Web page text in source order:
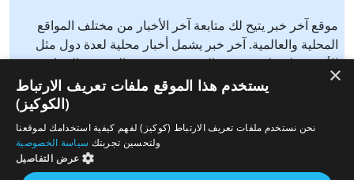
موقع آخر خبر يتيح لك متابعة آخر الأخبار من مختلف المواقع
المحلية والعالمية. آخر خبر يشمل أخبار محلية لعدة دول مثل
الأردن، فلسطين، مصر، السعودية، تونس، المغرب، الجزائر،
عرب ٤٨، لبنان، العراق، اليمن وغيرها آخر خبر يتيح متابعة أخبار
من شتى المواضيع مثل: أخبار محلية، أخبار عالمية، رياضة،
إقتصاد، ثقافة، منوعات وغيرها تابع الأخبار المحلية والعالمية من
مختلف المواقع الإخبارية: الجزيرة، العربية، بي بي سي، سي ان
×
يستخدم هذا الموقع ملفات تعريف الارتباط
(الكوكيز)
نحن نستخدم ملفات تعريف الارتباط (كوكيز) لفهم كيفية استخدامك لموقعنا
ولتحسين تجربتك سياسة الخصوصية
عرض التفاصيل